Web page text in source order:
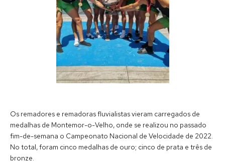
Os remadores e remadoras fluvialistas vieram carregados de
medalhas de Montemor-o-Velho, onde se realizou no passado
fim-de-semana o Campeonato Nacional de Velocidade de 2022.
No total, foram cinco medalhas de ouro; cinco de prata e três de
bronze.